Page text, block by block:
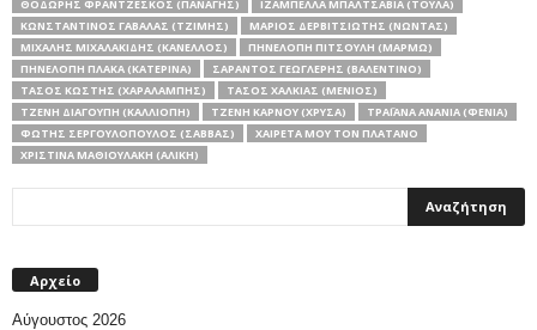
ΘΟΔΩΡΉΣ ΦΡΑΝΤΖΈΣΚΟΣ (ΠΑΝΑΓΉΣ)
ΙΖΑΜΠΈΛΛΑ ΜΠΑΛΤΣΑΒΙΆ (ΤΟΎΛΑ)
ΚΩΝΣΤΑΝΤΊΝΟΣ ΓΑΒΑΛΆΣ (ΤΖΊΜΗΣ)
ΜΆΡΙΟΣ ΔΕΡΒΙΤΣΙΏΤΗΣ (ΝΏΝΤΑΣ)
ΜΙΧΆΛΗΣ ΜΙΧΑΛΑΚΊΔΗΣ (ΚΑΝΈΛΛΟΣ)
ΠΗΝΕΛΌΠΗ ΠΙΤΣΟΎΛΗ (ΜΆΡΜΩ)
ΠΗΝΕΛΌΠΗ ΠΛΆΚΑ (ΚΑΤΕΡΊΝΑ)
ΣΑΡΆΝΤΟΣ ΓΕΩΓΛΕΡΉΣ (ΒΑΛΕΝΤΊΝΟ)
ΤΆΣΟΣ ΚΩΣΤΉΣ (ΧΑΡΑΛΆΜΠΗΣ)
ΤΆΣΟΣ ΧΑΛΚΙΆΣ (ΜΈΝΙΟΣ)
ΤΖΈΝΗ ΔΙΑΓΟΎΠΗ (ΚΑΛΛΙΌΠΗ)
ΤΖΈΝΗ ΚΆΡΝΟΥ (ΧΡΎΣΑ)
ΤΡΑΪΆΝΑ ΑΝΑΝΊΑ (ΦΈΝΙΑ)
ΦΏΤΗΣ ΣΕΡΓΟΥΛΌΠΟΥΛΟΣ (ΣΆΒΒΑΣ)
ΧΑΙΡΈΤΑ ΜΟΥ ΤΟΝ ΠΛΆΤΑΝΟ
ΧΡΙΣΤΊΝΑ ΜΑΘΙΟΥΛΆΚΗ (ΑΛΊΚΗ)
Αρχείο
Αύγουστος 2026